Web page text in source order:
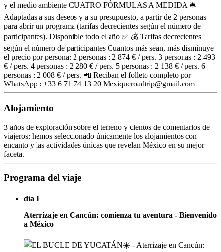
y el medio ambiente CUATRO FÓRMULAS A MEDIDA 🛎️
Adaptadas a sus deseos y a su presupuesto, a partir de 2 personas
para abrir un programa (tarifas decrecientes según el número de
participantes). Disponible todo el año ✅ 💰 Tarifas decrecientes
según el número de participantes Cuantos más sean, más disminuye
el precio por persona: 2 personas : 2 874 € / pers. 3 personas : 2 493
€ / pers. 4 personas : 2 280 € / pers. 5 personas : 2 138 € / pers. 6
personas : 2 008 € / pers. 📲 Reciban el folleto completo por
WhatsApp : +33 6 71 74 13 20 Mexiqueroadtrip@gmail.com
Alojamiento
3 años de exploración sobre el terreno y cientos de comentarios de
viajeros: hemos seleccionado únicamente los alojamientos con
encanto y las actividades únicas que revelan México en su mejor
faceta.
Programa del viaje
día 1
Aterrizaje en Cancún: comienza tu aventura - Bienvenido
a México